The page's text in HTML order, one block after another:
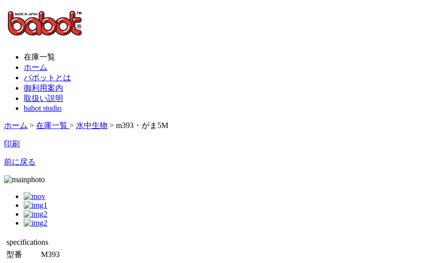
在庫一覧
ホーム
バボットとは
御利用案内
取扱い説明
babot studio
ホーム > 在庫一覧 > 水中生物 > m393・がま5M
印刷
前に戻る
specifications
型番
M393